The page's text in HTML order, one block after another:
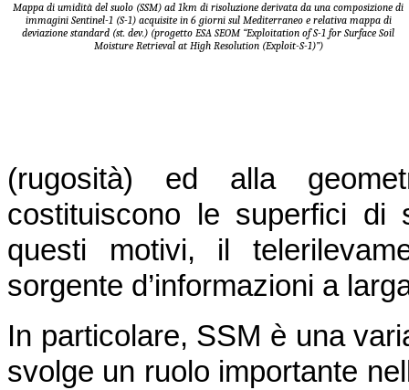
Mappa di umidità del suolo (SSM) ad 1km di risoluzione derivata da una composizione di
immagini Sentinel-1 (S-1) acquisite in 6 giorni sul Mediterraneo e relativa mappa di
deviazione standard (st. dev.) (progetto ESA SEOM “Exploitation of S-1 for Surface Soil
Moisture Retrieval at High Resolution (Exploit-S-1)”)
(rugosità) ed alla
costituiscono le superfici di
questi motivi, il
sorgente d’informazioni a
In particolare, SSM è una
svolge un ruolo importante